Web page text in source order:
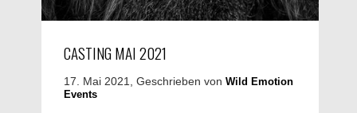
CASTING MAI 2021
17. Mai 2021, Geschrieben von Wild Emotion
Events